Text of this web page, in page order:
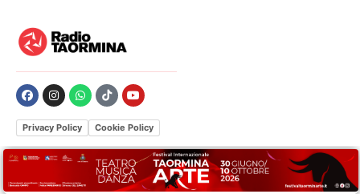
Privacy Policy Cookie Policy
Le tue preferenze relative alla privacy